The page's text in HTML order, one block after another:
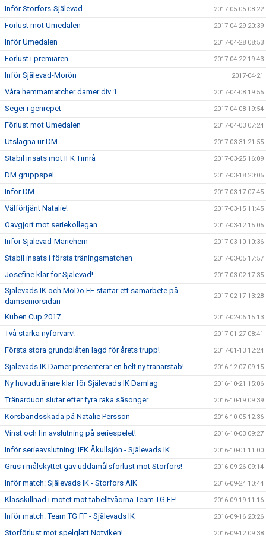
Inför Storfors-Själevad 2017-05-05 08:22
Förlust mot Umedalen 2017-04-29 20:39
Inför Umedalen 2017-04-28 08:53
Förlust i premiären 2017-04-22 19:43
Inför Själevad-Morön 2017-04-21
Våra hemmamatcher damer div 1 2017-04-08 19:55
Seger i genrepet 2017-04-08 19:54
Förlust mot Umedalen 2017-04-03 07:24
Utslagna ur DM 2017-03-31 21:55
Stabil insats mot IFK Timrå 2017-03-25 16:09
DM gruppspel 2017-03-18 20:05
Inför DM 2017-03-17 07:45
Välförtjänt Natalie! 2017-03-15 11:45
Oavgjort mot seriekollegan 2017-03-12 15:05
Inför Själevad-Mariehem 2017-03-10 10:36
Stabil insats i första träningsmatchen 2017-03-05 17:57
Josefine klar för Själevad! 2017-03-02 17:35
Själevads IK och MoDo FF startar ett samarbete på
damseniorsidan
2017-02-17 13:28
Kuben Cup 2017 2017-02-06 15:13
Två starka nyförvärv! 2017-01-27 08:41
Första stora grundplåten lagd för årets trupp! 2017-01-13 12:24
Själevads IK Damer presenterar en helt ny tränarstab! 2016-12-07 09:15
Ny huvudtränare klar för Själevads IK Damlag 2016-10-21 15:06
Tränarduon slutar efter fyra raka säsonger 2016-10-19 09:39
Korsbandsskada på Natalie Persson 2016-10-05 12:36
Vinst och fin avslutning på seriespelet! 2016-10-03 09:27
Inför serieavslutning: IFK Åkullsjön - Själevads IK 2016-10-01 11:00
Grus i målskyttet gav uddamålsförlust mot Storfors! 2016-09-26 09:14
Inför match: Själevads IK - Storfors AIK 2016-09-24 10:44
Klasskillnad i mötet mot tabelltvåorna Team TG FF! 2016-09-19 11:16
Inför match: Team TG FF - Själevads IK 2016-09-16 20:26
Storförlust mot spelglatt Notviken! 2016-09-12 09:38